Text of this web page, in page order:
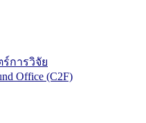
การวิจัย
Office (C2F)